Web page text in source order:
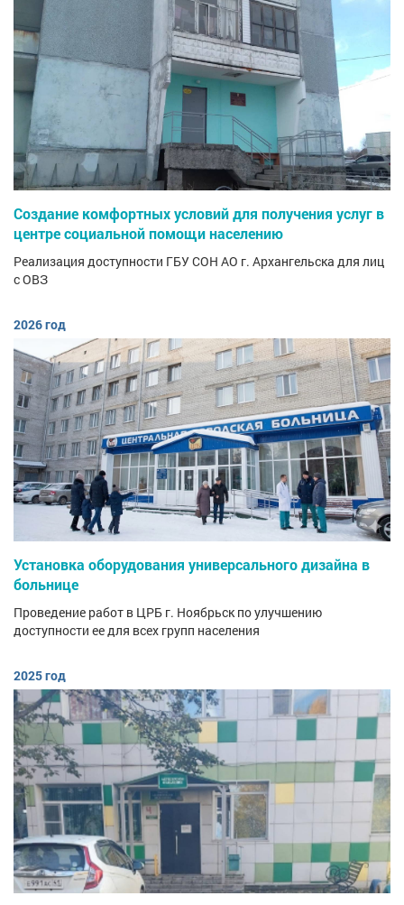
Создание комфортных условий для получения услуг в
центре социальной помощи населению
Реализация доступности ГБУ СОН АО г. Архангельска для лиц
с ОВЗ
2026 год
Установка оборудования универсального дизайна в
больнице
Проведение работ в ЦРБ г. Ноябрьск по улучшению
доступности ее для всех групп населения
2025 год